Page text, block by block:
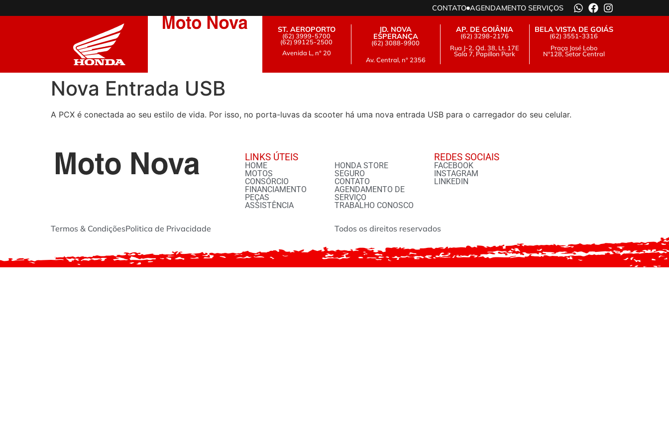
CONTATO AGENDAMENTO SERVIÇOS
ST. AEROPORTO
(62) 3999-5700
(62) 99125-2500
Avenida L, n° 20
JD. NOVA
ESPERANÇA
(62) 3088-9900
Av. Central, n° 2356
AP. DE GOIÂNIA
(62) 3298-2176
Rua J-2, Qd. 38, Lt. 17E
Sala 7, Papillon Park
BELA VISTA DE GOIÁS
(62) 3551-3316
Praça José Lobo
Nº128, Setor Central
Nova Entrada USB
A PCX é conectada ao seu estilo de vida. Por isso, no porta-luvas da scooter há uma nova entrada USB para o carregador do seu celular.
LINKS ÚTEIS
HOME
MOTOS
CONSÓRCIO
FINANCIAMENTO
PEÇAS
ASSISTÊNCIA
HONDA STORE
SEGURO
CONTATO
AGENDAMENTO DE
SERVIÇO
TRABALHO CONOSCO
REDES SOCIAIS
FACEBOOK
INSTAGRAM
LINKEDIN
Termos & CondiçõesPolitica de Privacidade Todos os direitos reservados